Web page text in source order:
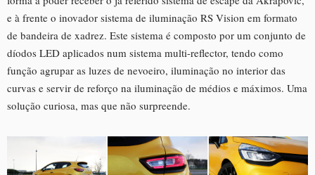
e à frente o inovador sistema de iluminação RS Vision em formato
de bandeira de xadrez. Este sistema é composto por um conjunto de
díodos LED aplicados num sistema multi-reflector, tendo como
função agrupar as luzes de nevoeiro, iluminação no interior das
curvas e servir de reforço na iluminação de médios e máximos. Uma
solução curiosa, mas que não surpreende.